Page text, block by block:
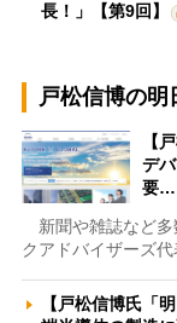
長！」【第9回】
戸松信博の明
【
デ
要…
新聞や雑誌など多
クアドバイザーズ
【戸松信博氏「